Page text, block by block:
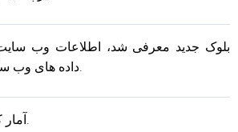
بلوک جدید معرفی شد، اطلاعات وب
داده های وب سایت را نمایش می دهد.
آمار کلیک آگهی معرفی شد.